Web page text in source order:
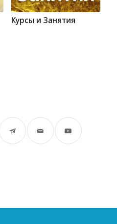
Курсы и Занятия